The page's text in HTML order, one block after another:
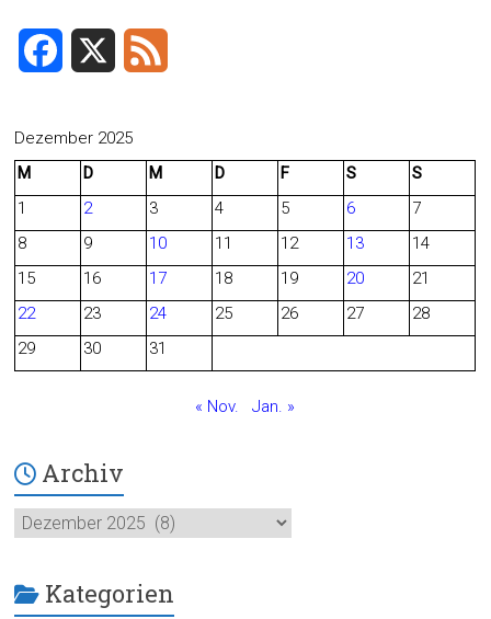
ok
c
o
Dezember 2025
M
D M D F S
S
1
2 3 4 5 6
7
8
9 10 11 12 13
14
15
16 17 18 19 20
21
22
23 24 25 26 27
28
29
30 31
« Nov. Jan. »
Archiv
Archiv
Kategorien